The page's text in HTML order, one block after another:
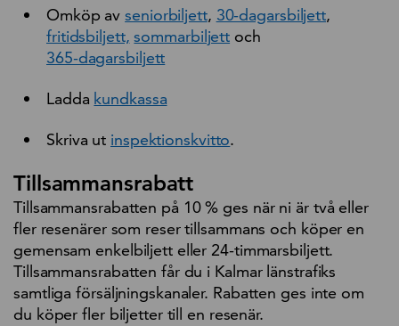
Omköp avseniorbiljett, 30-dagarsbiljett,
fritidsbiljett, sommarbiljett och
365-dagarsbiljett
Ladda kundkassa
Skriva ut inspektionskvitto.
Tillsammansrabatt
Tillsammansrabatten på 10 % ges när ni är två eller
fler resenärer som reser tillsammans och köper en
gemensam enkelbiljett eller 24-timmarsbiljett.
Tillsammansrabatten får du i Kalmar länstrafiks
samtliga försäljningskanaler. Rabatten ges inte om
du köper fler biljetter till en resenär.